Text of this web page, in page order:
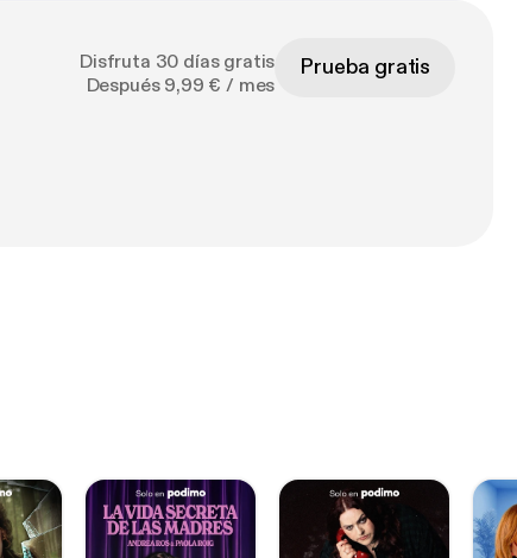
Disfruta 30 días gratis
Después 9,99 € / mes
Prueba gratis